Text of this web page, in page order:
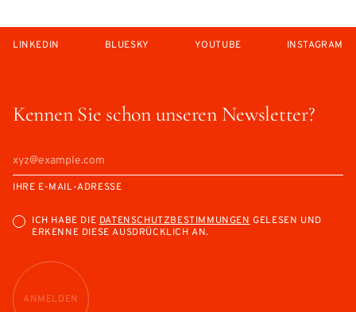
Kennen Sie schon unseren Newsletter?
IHRE E-MAIL-ADRESSE
ICH HABE DIEDATENSCHUTZBESTIMMUNGENGELESEN UND
ERKENNE DIESE AUSDRÜCKLICH AN.
ANMELDEN
LINKEDIN BLUESKY YOUTUBE INSTAGRAM